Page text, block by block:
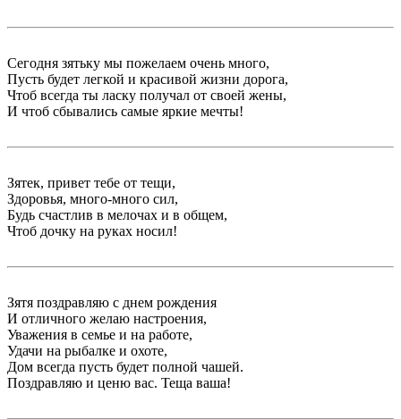
Сегодня зятьку мы пожелаем очень много,
Пусть будет легкой и красивой жизни дорога,
Чтоб всегда ты ласку получал от своей жены,
И чтоб сбывались самые яркие мечты!
Зятек, привет тебе от тещи,
Здоровья, много-много сил,
Будь счастлив в мелочах и в общем,
Чтоб дочку на руках носил!
Зятя поздравляю с днем рождения
И отличного желаю настроения,
Уважения в семье и на работе,
Удачи на рыбалке и охоте,
Дом всегда пусть будет полной чашей.
Поздравляю и ценю вас. Теща ваша!